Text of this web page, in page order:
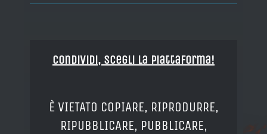
Condividi, Scegli la piattaforma!
È VIETATO COPIARE, RIPRODURRE,
RIPUBBLICARE, PUBBLICARE,